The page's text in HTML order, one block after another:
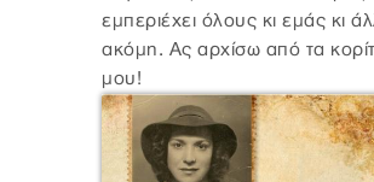
εμπεριέχει όλους κι εμάς κι
ακόμη. Ας αρχίσω από τα
μου!